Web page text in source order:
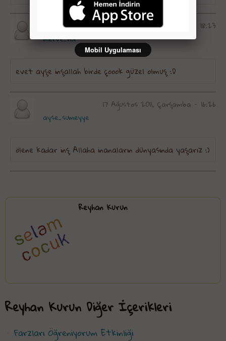
20 Ağustos 2011, Cumartesi - 18:23
merve_nur
evet ayşe inşallah birde çoook güzel olmuş :D
17 Ağustos 2011, Çarşamba - 16:26
ayse_sumeyye
ölene kadar inş Allaha inanaların dünyasında yaşarız :)
Reyhan Kurun
Reyhan Kurun Diğer İçerikleri
Farzları Öğreniyorum Etkinliği
Mobil Uygulaması